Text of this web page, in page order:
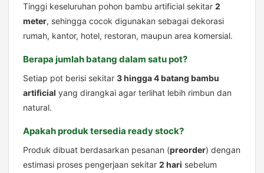
Tinggi keseluruhan pohon bambu artificial sekitar 2
meter, sehingga cocok digunakan sebagai dekorasi
rumah, kantor, hotel, restoran, maupun area komersial.
Berapa jumlah batang dalam satu pot?
Setiap pot berisi sekitar 3 hingga 4 batang bambu
artificial yang dirangkai agar terlihat lebih rimbun dan
natural.
Apakah produk tersedia ready stock?
Produk dibuat berdasarkan pesanan (preorder) dengan
estimasi proses pengerjaan sekitar 2 hari sebelum